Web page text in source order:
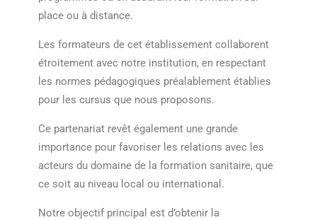
place ou à distance.
Les formateurs de cet établissement collaborent
étroitement avec notre institution, en respectant
les normes pédagogiques préalablement établies
pour les cursus que nous proposons.
Ce partenariat revêt également une grande
importance pour favoriser les relations avec les
acteurs du domaine de la formation sanitaire, que
ce soit au niveau local ou international.
Notre objectif principal est d’obtenir la